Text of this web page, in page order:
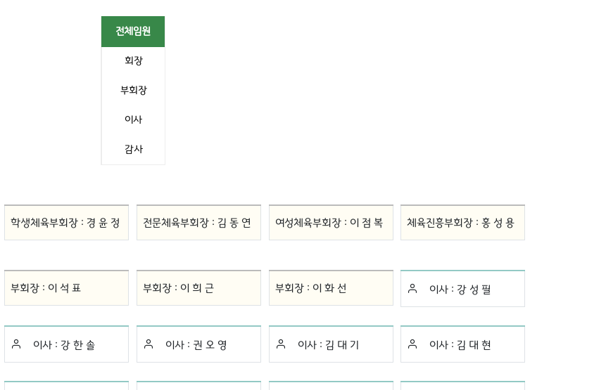
전체임원
회장
부회장
이사
감사
학생체육부회장 : 경 윤 정 전문체육부회장 : 김 동 연 여성체육부회장 : 이 점 복 체육진흥부회장 :홍 성 용
부회장 : 이 석 표 부회장 : 이 희 근 부회장 : 이 화 선 이사 : 강 성 필
이사 : 강 한 솔 이사 : 권 오 영 이사 : 김 대 기 이사 : 김 대 현